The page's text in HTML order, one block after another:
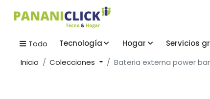
Todo Tecnología Hogar Servicios
Inicio
Colecciones Bateria externa power